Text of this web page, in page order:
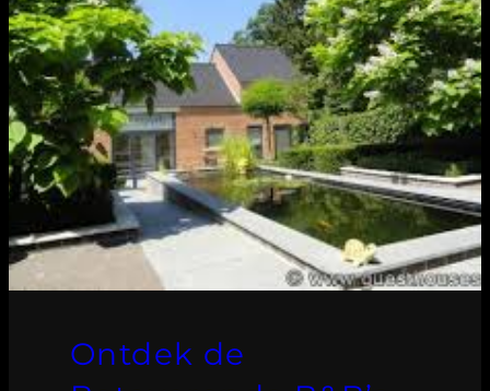
Ontdek de